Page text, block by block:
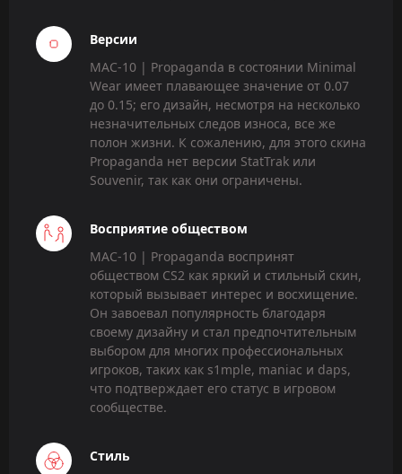
Версии
MAC-10 | Propaganda в состоянии Minimal
Wear имеет плавающее значение от 0.07
до 0.15; его дизайн, несмотря на несколько
незначительных следов износа, все же
полон жизни. К сожалению, для этого скина
Propaganda нет версии StatTrak или
Souvenir, так как они ограничены.
Восприятие обществом
MAC-10 | Propaganda воспринят
обществом CS2 как яркий и стильный скин,
который вызывает интерес и восхищение.
Он завоевал популярность благодаря
своему дизайну и стал предпочтительным
выбором для многих профессиональных
игроков, таких как s1mple, maniac и daps,
что подтверждает его статус в игровом
сообществе.
Стиль